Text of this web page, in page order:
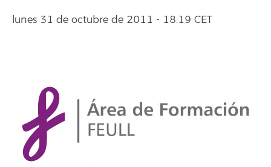
lunes 31 de octubre de 2011 - 18:19 CET